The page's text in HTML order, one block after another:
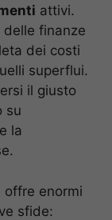
attivi.
finanze
dei costi
superflui.
il giusto
su
e la
offre enormi
sfide: